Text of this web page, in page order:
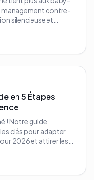
management contre-
silencieuse et
en 5 Étapes
! Notre guide
clés pour adapter
2026 et attirer les